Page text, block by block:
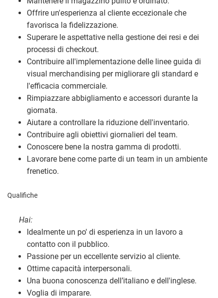
Offrire un'esperienza al cliente eccezionale che
favorisca la fidelizzazione.
Superare le aspettative nella gestione dei resi e dei
processi di checkout.
Contribuire all'implementazione delle linee guida di
visual merchandising per migliorare gli standard e
l'efficacia commerciale.
Rimpiazzare abbigliamento e accessori durante la
giornata.
Aiutare a controllare la riduzione dell'inventario.
Contribuire agli obiettivi giornalieri del team.
Conoscere bene la nostra gamma di prodotti.
Lavorare bene come parte di un team in un ambiente
frenetico.
Qualifiche
Hai:
Idealmente un po' di esperienza in un lavoro a
contatto con il pubblico.
Passione per un eccellente servizio al cliente.
Ottime capacità interpersonali.
Una buona conoscenza dell’italiano e dell'inglese.
Voglia di imparare.